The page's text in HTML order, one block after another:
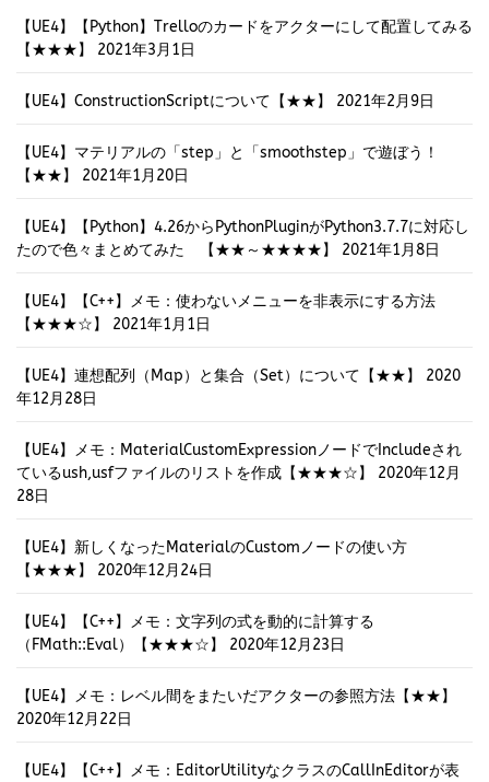
【UE4】【Python】Trelloのカードをアクターにして配置してみる
【★★★】
2021年3月1日
【UE4】ConstructionScriptについて【★★】 2021年2月9日
【UE4】マテリアルの「step」と「smoothstep」で遊ぼう！
【★★】
2021年1月20日
【UE4】【Python】4.26からPythonPluginがPython3.7.7に対応し
たので色々まとめてみた 【★★～★★★★】
2021年1月8日
【UE4】【C++】メモ：使わないメニューを非表示にする方法
【★★★☆】
2021年1月1日
【UE4】連想配列（Map）と集合（Set）について【★★】
2020
年12月28日
【UE4】メモ：MaterialCustomExpressionノードでIncludeされ
ているush,usfファイルのリストを作成【★★★☆】
2020年12月
28日
【UE4】新しくなったMaterialのCustomノードの使い方
【★★★】
2020年12月24日
【UE4】【C++】メモ：文字列の式を動的に計算する
（FMath::Eval）【★★★☆】
2020年12月23日
【UE4】メモ：レベル間をまたいだアクターの参照方法【★★】
2020年12月22日
【UE4】【C++】メモ：EditorUtilityなクラスのCallInEditorが表